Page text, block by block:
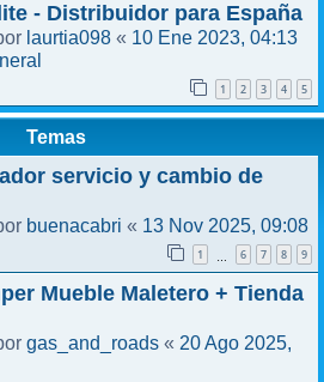
- Distribuidor para España
laurtia098 « 10 Ene 2023, 04:13
1 2 3 4 5
Temas
servicio y cambio de
buenacabri « 13 Nov 2025, 09:08
1 6 7 8 9
Mueble Maletero + Tienda
gas_and_roads « 20 Ago 2025,